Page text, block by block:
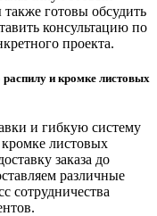
готовы обсудить
консультацию по
проекта.
и кромке листовых
и гибкую систему
листовых
заказа до
различные
сотрудничества